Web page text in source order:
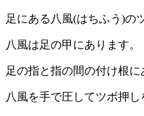
足にある八風(はちふう)の
八風は足の甲にあります。
足の指と指の間の付け根に
八風を手で圧してツボ押し